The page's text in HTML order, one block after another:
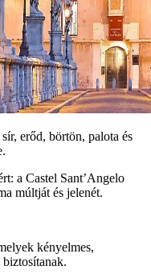
erőd, börtön, palota és
a Castel Sant’Angelo
múltját és jelenét.
kényelmes,
biztosítanak.